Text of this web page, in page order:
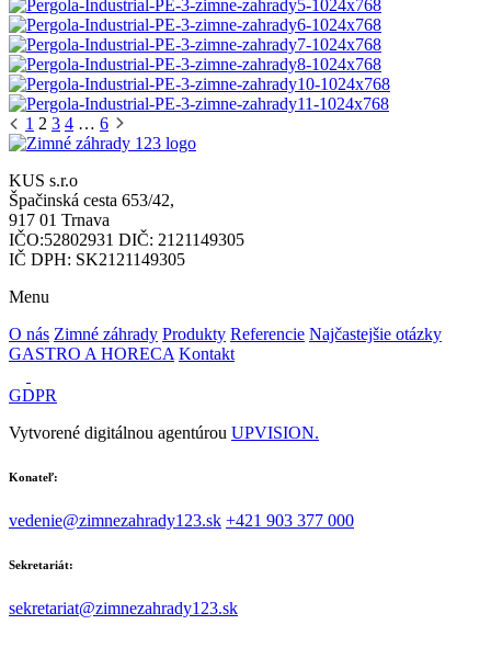
1 2 3 4 … 6
KUS s.r.o
Špačinská cesta 653/42,
917 01 Trnava
IČO:52802931 DIČ: 2121149305
IČ DPH: SK2121149305
Menu
O nás Zimné záhrady Produkty Referencie Najčastejšie otázky
GASTRO A HORECA Kontakt
GDPR
Vytvorené digitálnou agentúrou UPVISION.
Konateľ:
vedenie@zimnezahrady123.sk +421 903 377 000
Sekretariát:
sekretariat@zimnezahrady123.sk